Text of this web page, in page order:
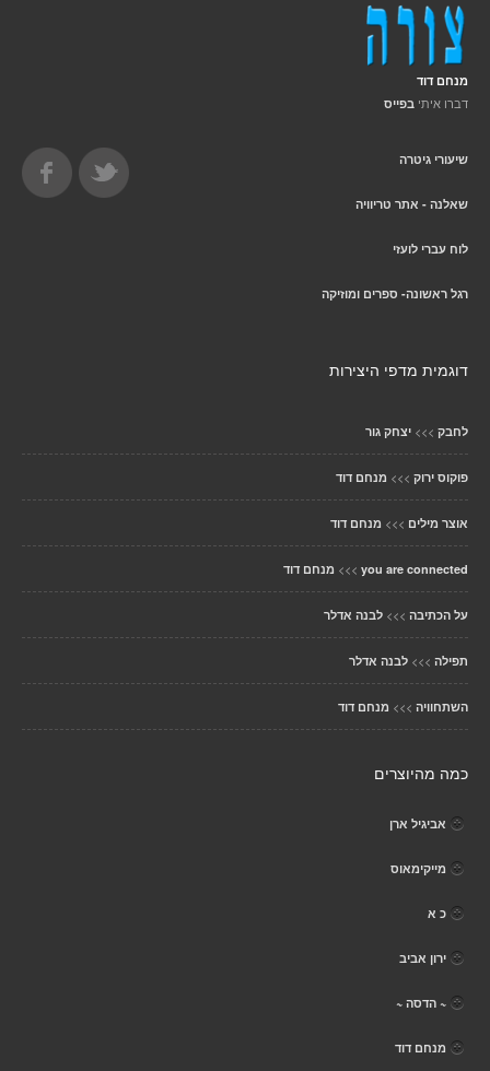
מנחם דוד
דברו איתי בפייס
שיעורי גיטרה
שאלנה - אתר טריוויה
לוח עברי לועזי
רגל ראשונה- ספרים ומוזיקה
דוגמית מדפי היצירות
לחבק >>> יצחק גור
פוקוס ירוק >>> מנחם דוד
אוצר מילים >>> מנחם דוד
you are connected
>>> מנחם דוד
על הכתיבה >>> לבנה אדלר
תפילה >>> לבנה אדלר
השתחוויה >>> מנחם דוד
כמה מהיוצרים
אביגיל ארן
מייקימאוס
כ א
ירון אביב
~ הדסה ~
מנחם דוד